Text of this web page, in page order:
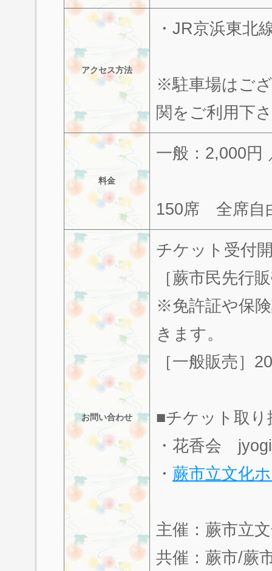
アクセス方法
・JR京浜東北
※駐車場はご
関をご利用下
料金
一般：2,000円
150席 全席自
お問い合わせ
チケット受付
［蕨市民先行
※免許証や保
きます。
［一般販売］
■チケット取
・花香会
・ 蕨市立文化
主催：蕨市立
共催：蕨市/蕨